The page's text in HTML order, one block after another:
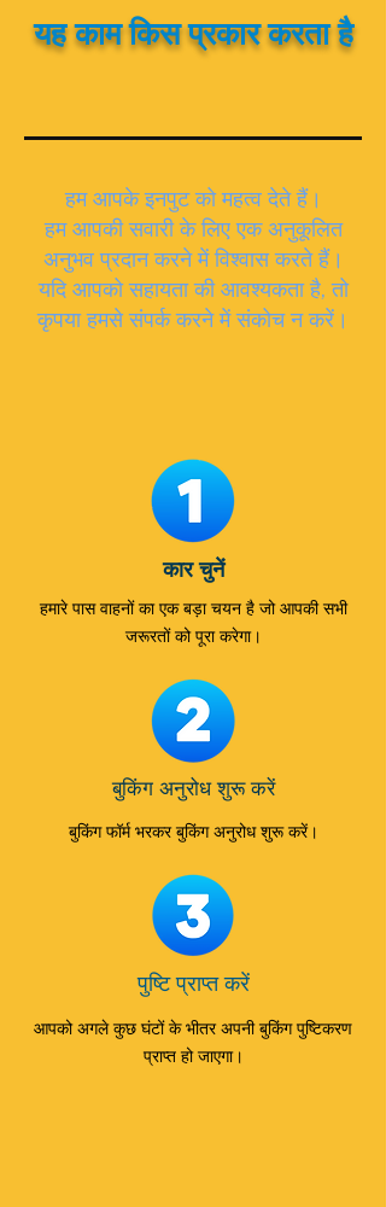
यह काम किस प्रकार करता है
हम आपके इनपुट को महत्व देते हैं।
हम आपकी सवारी के लिए एक अनुकूलित
अनुभव प्रदान करने में विश्वास करते हैं।
यदि आपको सहायता की आवश्यकता है, तो
कृपया हमसे संपर्क करने में संकोच न करें।
कार चुनें
हमारे पास वाहनों का एक बड़ा चयन है जो आपकी सभी
जरूरतों को पूरा करेगा।
बुकिंग अनुरोध शुरू करें
बुकिंग फॉर्म भरकर बुकिंग अनुरोध शुरू करें।
पुष्टि प्राप्त करें
आपको अगले कुछ घंटों के भीतर अपनी बुकिंग पुष्टिकरण
प्राप्त हो जाएगा।